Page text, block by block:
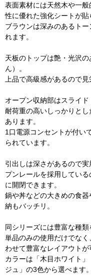
表面素材には天然木や一
性に優れた強化シートが貼
ブラウンは深みのあるト
れます。
天板のトップは艶・光沢
ん）。
上品で高級感があるので見
オープン収納部はスライド
耐荷重の高いしっかりと
あります。
1口電源コンセントが付い
られています。
引出しは深さがあるので
プンレールを採用してい
に開閉できます。
鍋や丼などの大きめの食
納もバッチリ。
同シリーズには豊富な種類
単品のみの使用だけでな
わせて豊富なレイアウトが
カラーは「木目ホワイト
ジュ」の3色から選べます。